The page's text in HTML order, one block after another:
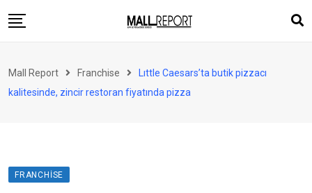
to
Perakende
Ürün ve Hizmet
Mall Report Franchise
Lıttle Caesars’ta butik pizzacı
kalitesinde, zincir restoran fiyatında pizza
FRANCHISE